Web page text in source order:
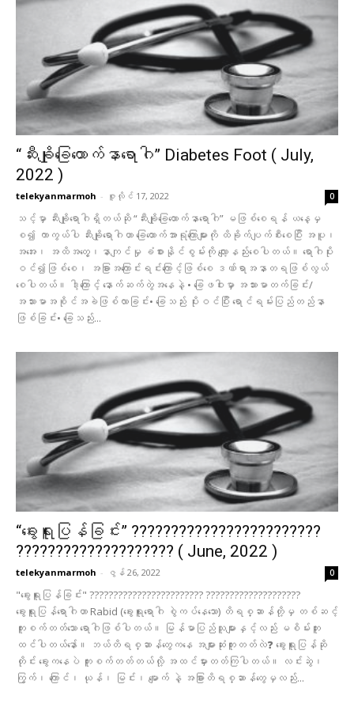
“ဆီးချိုခြေထောက်နာရောဂါ” Diabetes Foot ( July,
2022 )
telekyanmarmoh - ဇူလိုင် 17, 2022 0
သင့်မှာ ဆီးချိုရောဂါရှိတယ်ဆို “ဆီးချိုခြေထောက်နာရောဂါ” မဖြစ်စေရန် ယနေ့မှ
စ၍ ကာကွယ်ပါ ဆီးချိုရောဂါဟာ ခြေထောက်အာရုံကြောများကို ထိခိုက်ပျက်စီးစေပြီး အပူ၊
အအေး၊ အထိအတွေ့၊နာကျင်မှု ခံစားနိုင်စွမ်းကို လျော့နည်းစေပါတယ်။ ရောဂါပိုး
ဝင်၍ဖြစ်စေ၊ အခြားအကြောင်းရင်းကြောင့်ဖြစ်စေ ဒဏ်ရာအနာတရဖြစ်လွယ်
စေပါတယ်။ ဒါ့ကြောင့် နောက်ဆက်တွဲအနေနဲ့ • ခြေဖဝါးမှာ အသားမာတက်ခြင်း/
အသားမာအစိုင်အခဲဖြစ်လာခြင်း• ခြေသည်း ပိုးဝင်ပြီး ရောင်ရမ်းပြည်တည်နာ
ဖြစ်ခြင်း• ခြေသည်း...
“ခွေးရူးပြန်ခြင်း” ????????????????????????
???????????????????? ( June, 2022 )
telekyanmarmoh - ဇွန် 26, 2022 0
"ခွေးရူးပြန်ခြင်း" ???????????????????????? ????????????????????
ခွေးရူးပြန်ရောဂါဟာ Rabid (ခွေးရူးရောဂါ စွဲကပ်နေသော) တိရစ္ဆာန်တို့မှ တစ်ဆင့်
ကူးစက်တတ်သော ရောဂါဖြစ်ပါတယ်။ မြန်မာပြည်သူများနှင့်လည်း မစိမ်းဘူး
ထင်ပါတယ်နော်။ ဘယ်တိရစ္ဆာန်တွေကနေ အများဆုံးကူးတတ်လဲ❓ ခွေးရူးပြန်ဆို
တိုင်း ခွေးကနေပဲ ကူးစက်တတ်တယ်လို့ အထင်မှားတတ်ကြပါတယ်။ လင်းဆွဲ၊
ကြွက်၊ ကြောင်၊ ယုန်၊ မြင်း၊ မျောက် နဲ့ အခြားတိရစ္ဆာန်တွေမှလည်း...